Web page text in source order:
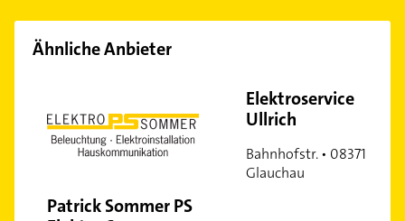
Ähnliche Anbieter
Patrick Sommer PS
Elektroservice
Ullrich
Bahnhofstr. • 08371
Glauchau